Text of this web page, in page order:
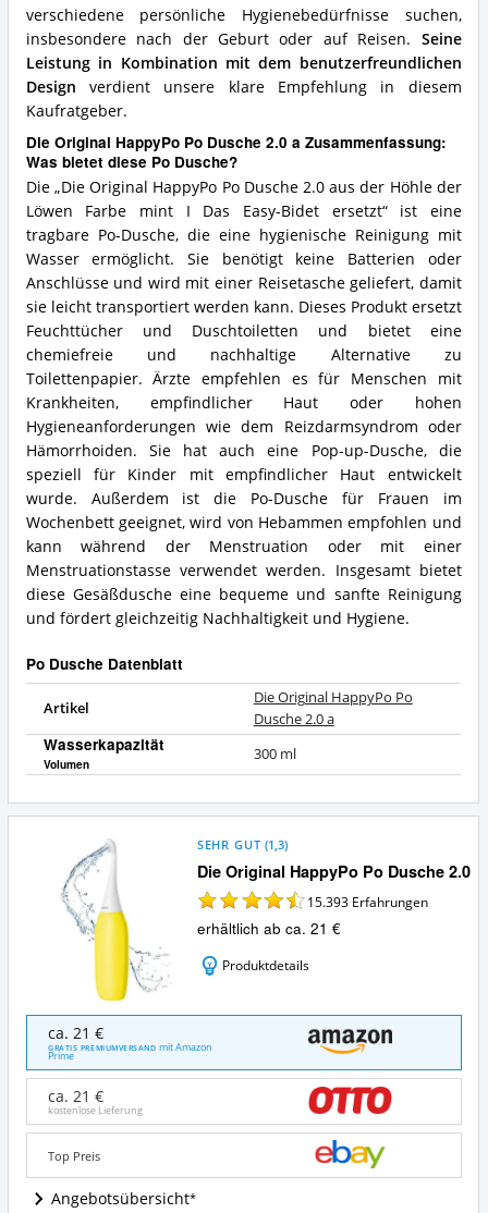
verschiedene persönliche Hygienebedürfnisse suchen,
insbesondere nach der Geburt oder auf Reisen. Seine
Leistung in Kombination mit dem benutzerfreundlichen
Design verdient unsere klare Empfehlung in diesem
Kaufratgeber.
Die Original HappyPo Po Dusche 2.0 a Zusammenfassung:
Was bietet diese Po Dusche?
Die „Die Original HappyPo Po Dusche 2.0 aus der Höhle der
Löwen Farbe mint I Das Easy-Bidet ersetzt“ ist eine
tragbare Po-Dusche, die eine hygienische Reinigung mit
Wasser ermöglicht. Sie benötigt keine Batterien oder
Anschlüsse und wird mit einer Reisetasche geliefert, damit
sie leicht transportiert werden kann. Dieses Produkt ersetzt
Feuchttücher und Duschtoiletten und bietet eine
chemiefreie und nachhaltige Alternative zu
Toilettenpapier. Ärzte empfehlen es für Menschen mit
Krankheiten, empfindlicher Haut oder hohen
Hygieneanforderungen wie dem Reizdarmsyndrom oder
Hämorrhoiden. Sie hat auch eine Pop-up-Dusche, die
speziell für Kinder mit empfindlicher Haut entwickelt
wurde. Außerdem ist die Po-Dusche für Frauen im
Wochenbett geeignet, wird von Hebammen empfohlen und
kann während der Menstruation oder mit einer
Menstruationstasse verwendet werden. Insgesamt bietet
diese Gesäßdusche eine bequeme und sanfte Reinigung
und fördert gleichzeitig Nachhaltigkeit und Hygiene.
Po Dusche Datenblatt
Artikel
Die Original HappyPo Po
Dusche 2.0 a
Wasserkapazität
Volumen
300 ml
Die Original HappyPo Po Dusche 2.0
SEHR GUT (1,3)
15.393 Erfahrungen
erhältlich ab ca. 21 €
Produktdetails
Original
HappyPo
Po
Dusche
2.0
ist
diese
ca. 21 €
GRATIS PREMIUMVERSAND mit Amazon
Prime
ca. 21 €
kostenlose Lieferung
Top Preis
Angebotsübersicht